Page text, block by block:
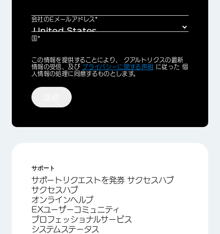
×
会社のEメールアドレス*
国*
Privacy
Optin
この情報を提供することにより、 クアルトリクスの最新
情報の受信、及び プライバシーに関する声明 に従った 個
人情報の処理に同意するものとします。
サポート
サポートリクエストを発券 サクセスハブ
サクセスハブ
オンラインヘルプ
EXユーザーコミュニティ
プロフェッショナルサービス
システムステータス